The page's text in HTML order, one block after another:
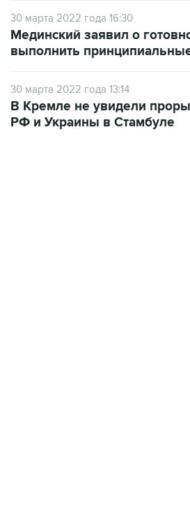
30 марта 2022 года 16:30
Мединский заявил о
выполнить
30 марта 2022 года 13:14
В Кремле не увидели
РФ и Украины в Стамбуле